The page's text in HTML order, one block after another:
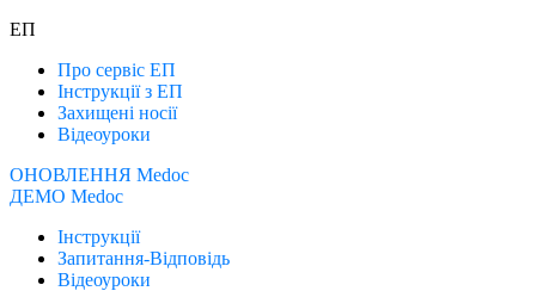
ЕП
Про сервіс ЕП
Інструкції з ЕП
Захищені носії
Відеоуроки
ОНОВЛЕННЯ Medoc
ДЕМО Medoc
Інструкції
Запитання-Відповідь
Відеоуроки